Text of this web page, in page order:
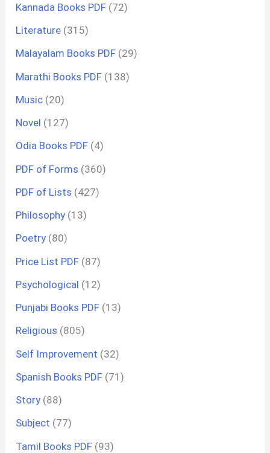
Kannada Books PDF (72)
Literature (315)
Malayalam Books PDF (29)
Marathi Books PDF (138)
Music (20)
Novel (127)
Odia Books PDF (4)
PDF of Forms (360)
PDF of Lists (427)
Philosophy (13)
Poetry (80)
Price List PDF (87)
Psychological (12)
Punjabi Books PDF (13)
Religious (805)
Self Improvement (32)
Spanish Books PDF (71)
Story (88)
Subject (77)
Tamil Books PDF (93)